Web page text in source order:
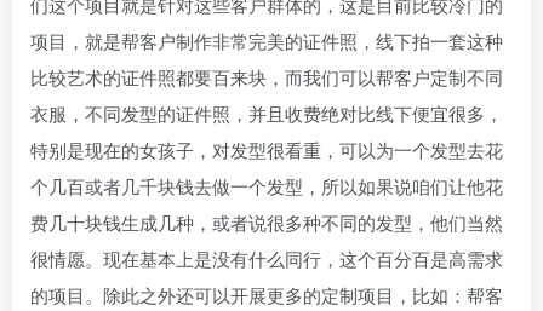
项目，就是帮客户制作非常完美的证件照，线下拍一套这种
比较艺术的证件照都要百来块，而我们可以帮客户定制不同
衣服，不同发型的证件照，并且收费绝对比线下便宜很多，
特别是现在的女孩子，对发型很看重，可以为一个发型去花
个几百或者几千块钱去做一个发型，所以如果说咱们让他花
费几十块钱生成几种，或者说很多种不同的发型，他们当然
很情愿。现在基本上是没有什么同行，这个百分百是高需求
的项目。除此之外还可以开展更多的定制项目，比如：帮客